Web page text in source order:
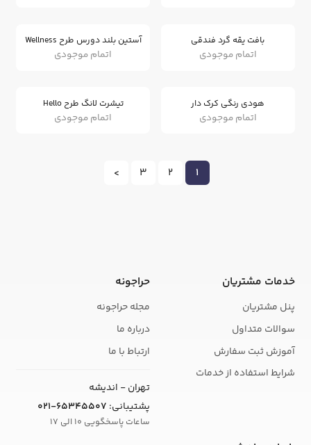
بافت یقه گرد فندقی
اتمام موجودی
آستین بلند دورس طرح Wellness
اتمام موجودی
هودی رنگی کرک دار
اتمام موجودی
تیشرت لانگ طرح Hello
اتمام موجودی
1
2
3
>
خدمات مشتریان
پنل مشتریان
سوالات متداول
آموزش ثبت سفارش
شرایط استفاده از خدمات
حراجونه
مجله حراجونه
درباره ما
ارتباط با ما
تهران - اندیشه
پشتیبانی: 021-65345507
ساعات پاسخگویی 10 الی 17